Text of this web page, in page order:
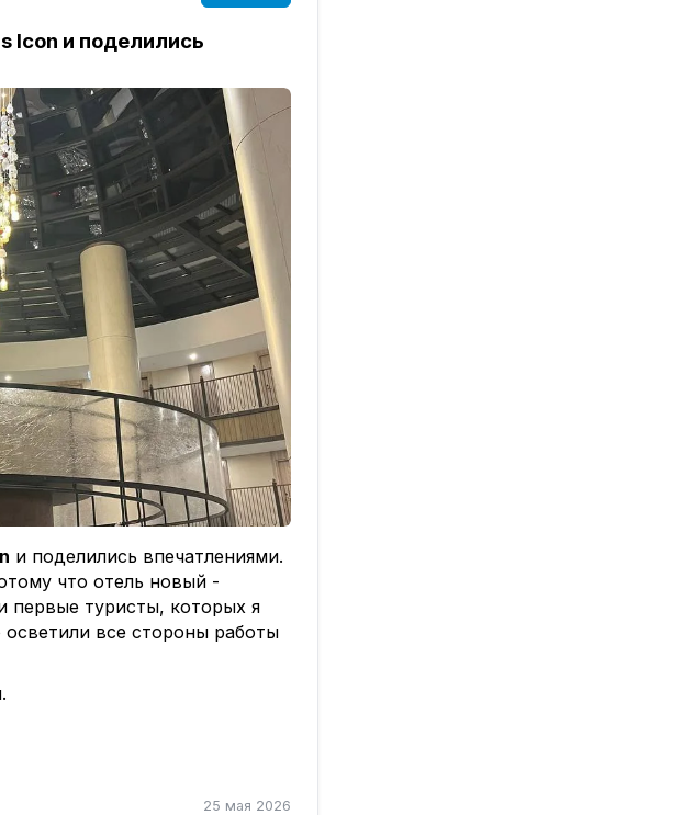
Icon и поделились
и поделились впечатлениями.
что отель новый -
первые туристы, которых я
все стороны работы
не огромная, но все
25 мая 2026